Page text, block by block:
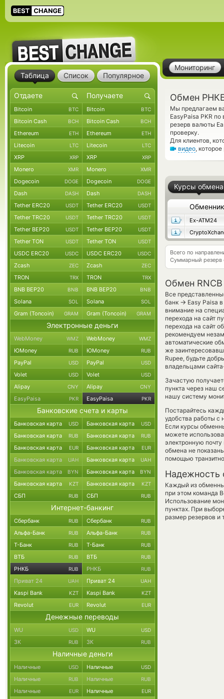
Мониторинг
Обмен РНКБ
Мы предлагаем
EasyPaisa PKR
резерв валюты
проверку.
Для клиентов,
видео,
Курсы обмена
Обменник
Ex-ATM24
Всего по
Суммарный резерв
Обмен RNCB
Все
банк → Easy Paisa
внимание на
перехода на сайт
перехода на сайт
рекомендуем
автоматические
же
Rupee, будьте
владельцами
Зачастую
пункта через наш
нашу систему
Постарайтесь
удобства работы
Если курсы
можете
электронную
обмена не
помощью
Надежность
Каждый из
при этом команда
Использование
пунктах. При
размер резервов и
Таблица Список Популярное
Bitcoin BTC Bitcoin BTC
Bitcoin Cash BCH Bitcoin Cash BCH
Ethereum ETH Ethereum ETH
Litecoin LTC Litecoin LTC
XRP XRP XRP XRP
Monero XMR Monero XMR
Dogecoin DOGE Dogecoin DOGE
Dash DASH Dash DASH
Tether ERC20 USDT Tether ERC20 USDT
Tether TRC20 USDT Tether TRC20 USDT
Tether BEP20 USDT Tether BEP20 USDT
Tether TON USDT Tether TON USDT
USDC ERC20 USDC USDC ERC20 USDC
Zcash ZEC Zcash ZEC
TRON TRX TRON TRX
BNB BEP20 BNB BNB BEP20 BNB
Solana SOL Solana SOL
Gram (Toncoin) GRAM Gram (Toncoin) GRAM
Электронные деньги
WebMoney WMZ WebMoney WMZ
ЮMoney RUB ЮMoney RUB
PayPal USD PayPal USD
Volet USD Volet USD
Alipay CNY Alipay CNY
EasyPaisa PKR EasyPaisa PKR
Банковские счета и карты
Банковская карта USD Банковская карта USD
Банковская карта RUB Банковская карта RUB
Банковская карта EUR Банковская карта EUR
Банковская карта UAH Банковская карта UAH
Банковская карта BYN Банковская карта BYN
Банковская карта KZT Банковская карта KZT
СБП RUB СБП RUB
Интернет-банкинг
Сбербанк RUB Сбербанк RUB
Альфа-Банк RUB Альфа-Банк RUB
Т-Банк RUB Т-Банк RUB
ВТБ RUB ВТБ RUB
РНКБ RUB РНКБ RUB
Приват 24 UAH Приват 24 UAH
Kaspi Bank KZT Kaspi Bank KZT
Revolut EUR Revolut EUR
Денежные переводы
WU USD WU USD
ЗК RUB ЗК RUB
Наличные деньги
Наличные USD Наличные USD
Наличные RUB Наличные RUB
Наличные EUR Наличные EUR